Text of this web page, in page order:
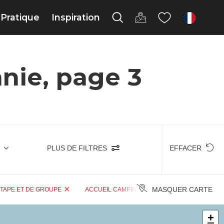
Pratique Inspiration fr
page 3
PLUS DE FILTRES EFFACER
ET DE GROUPE ACCUEIL CAMPING-CARSMASQUER CARTE
+